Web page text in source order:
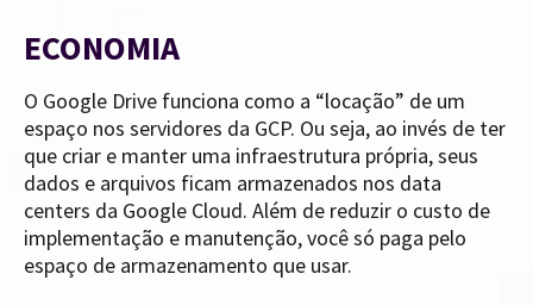
ECONOMIA
O Google Drive funciona como a “locação” de um
espaço nos servidores da GCP. Ou seja, ao invés de ter
que criar e manter uma infraestrutura própria, seus
dados e arquivos ficam armazenados nos data
centers da Google Cloud. Além de reduzir o custo de
implementação e manutenção, você só paga pelo
espaço de armazenamento que usar.